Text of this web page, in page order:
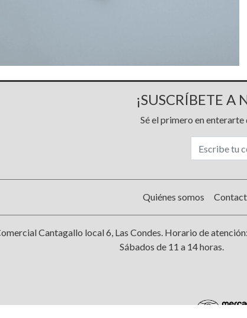
¡SUSCRÍBETE A
Sé el primero en
Quiénes somos
Cantagallo local 6, Las Condes. Horario de
Sábados de 11 a 14 horas.